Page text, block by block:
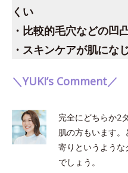
くい
・比較的毛穴などの凹
・スキンケアが肌にな
＼YUKI’s Comment／
完全にどちらか2
肌の方もいます
寄りというよう
でしょう。